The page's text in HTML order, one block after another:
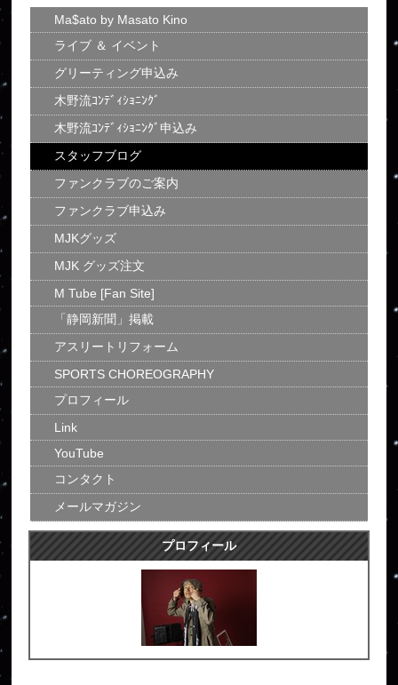
Ma$ato by Masato Kino
ライブ ＆ イベント
グリーティング申込み
木野流ｺﾝﾃﾞｨｼｮﾆﾝｸﾞ
木野流ｺﾝﾃﾞｨｼｮﾆﾝｸﾞ申込み
スタッフブログ
ファンクラブのご案内
ファンクラブ申込み
MJKグッズ
MJK グッズ注文
M Tube [Fan Site]
「静岡新聞」掲載
アスリートリフォーム
SPORTS CHOREOGRAPHY
プロフィール
Link
YouTube
コンタクト
メールマガジン
プロフィール